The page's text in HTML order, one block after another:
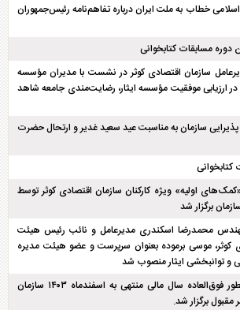
خطاب به ملت ایران درباره تفاهم‌نامه رئیس‌جمهوران
دوره مسابقات کتابخوانی
سازمان اقتصادی کوثر در نشست با مدیران مؤسسه
ارزیابی موفقیت مؤسسه ایثار، رضایت‌مندی جامعه شاهد
سازمان به مناسبت عید سعید غدیر و ارتحال حضرت
کتابخوانی
اولیه» ویژه کارکنان سازمان اقتصادی کوثر توسط
برگزار شد
محمدرضا اسکندری مدیرعامل و نائب رئیس هیئت
کوثر، موسی برموده بعنوان سرپرست و عضو هیئت مدیره
و توانبخشی ایثار منصوب شد
مجمع عمومی عادی بطور فوق‌العاده سال مالی منتهی به اسفند‌ماه ۱۴۰۳ سازمان
مقبول برگزار شد.